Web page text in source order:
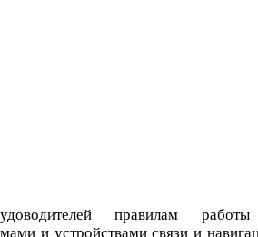
правилам
и устройствами связи и